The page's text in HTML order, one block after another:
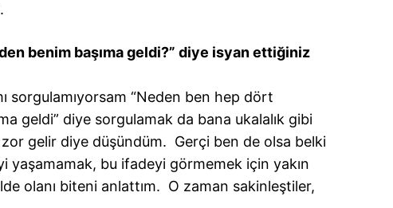
benim başıma geldi?” diye isyan ettiğiniz
sorgulamıyorsam “Neden ben hep dört
geldi” diye sorgulamak da bana ukalalık gibi
zor gelir diye düşündüm. Gerçi ben de olsa belki
bu ifadeyi görmemek için yakın
olanı biteni anlattım. O zaman sakinleştiler,